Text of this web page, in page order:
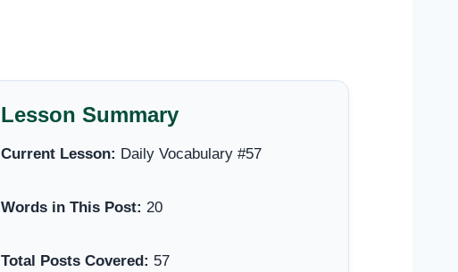
Lesson Summary
Current Lesson: Daily Vocabulary #57
Words in This Post: 20
Total Posts Covered: 57